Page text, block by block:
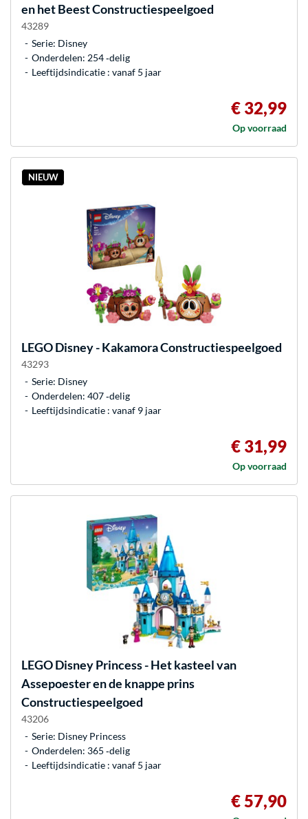
en het Beest Constructiespeelgoed
43289
Serie: Disney
Onderdelen: 254 ‐delig
Leeftijdsindicatie : vanaf 5 jaar
€ 32,99
Op voorraad
NIEUW
LEGODisney - Kakamora Constructiespeelgoed
43293
Serie: Disney
Onderdelen: 407 ‐delig
Leeftijdsindicatie : vanaf 9 jaar
€ 31,99
Op voorraad
LEGODisney Princess - Het kasteel van
Assepoester en de knappe prins
Constructiespeelgoed
43206
Serie: Disney Princess
Onderdelen: 365 ‐delig
Leeftijdsindicatie : vanaf 5 jaar
€ 57,90